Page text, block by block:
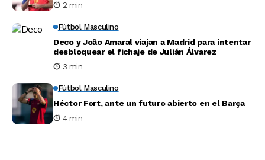
2 min
Fútbol Masculino
Deco y João Amaral viajan a Madrid para intentar
desbloquear el fichaje de Julián Álvarez
3 min
Fútbol Masculino
Héctor Fort, ante un futuro abierto en el Barça
4 min